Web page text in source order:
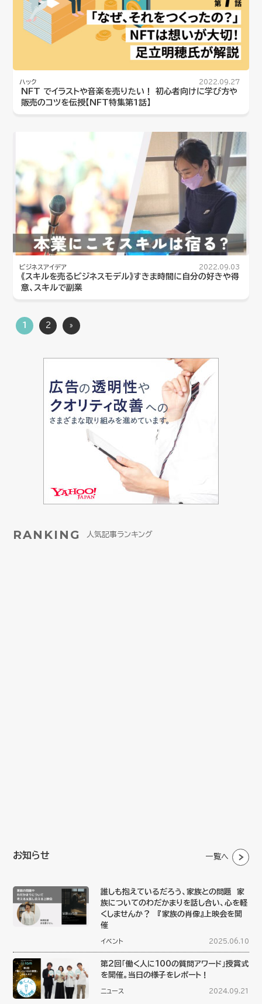
ハック 2022.09.27
NFT でイラストや音楽を売りたい！ 初心者向けに学び方や
販売のコツを伝授【NFT特集第1話】
ビジネスアイデア 2022.09.03
《スキルを売るビジネスモデル》すきま時間に自分の好きや得
意、スキルで副業
1 2 »
RANKING 人気記事ランキング
お知らせ 一覧へ
誰しも抱えているだろう、家族との問題 家
族についてのわだかまりを話し合い、心を軽
くしませんか？ 『家族の肖像』上映会を開
催
イベント 2025.06.10
第2回「働く人に100の質問アワード」授賞式
を開催。当日の様子をレポート！
ニュース 2024.09.21